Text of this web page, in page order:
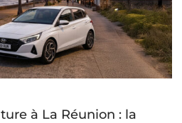
à La Réunion : la